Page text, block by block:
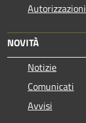
Autorizzazioni
NOVITÀ
Notizie
Comunicati
Avvisi